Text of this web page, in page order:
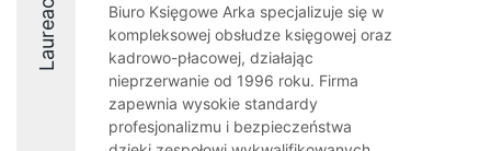
Laureaci
Biuro Księgowe Arka specjalizuje się w
kompleksowej obsłudze księgowej oraz
kadrowo-płacowej, działając
nieprzerwanie od 1996 roku. Firma
zapewnia wysokie standardy
profesjonalizmu i bezpieczeństwa